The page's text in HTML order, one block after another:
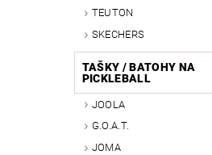
TEUTON
SKECHERS
TAŠKY / BATOHY NA
PICKLEBALL
JOOLA
G.O.A.T.
JOMA